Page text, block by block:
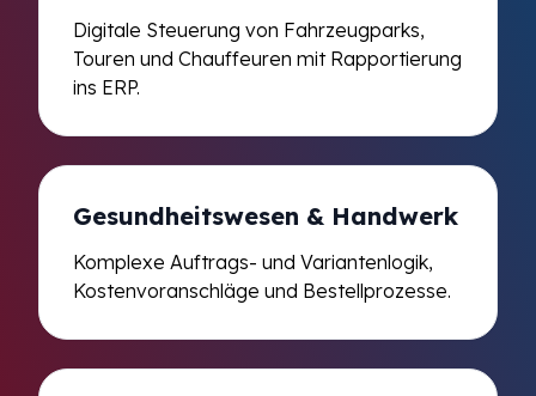
Digitale Steuerung von Fahrzeugparks,
Touren und Chauffeuren mit Rapportierung
ins ERP.
Gesundheitswesen & Handwerk
Komplexe Auftrags- und Variantenlogik,
Kostenvoranschläge und Bestellprozesse.